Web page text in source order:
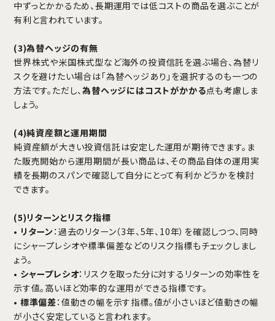
中ずっとかかるため、長期運用では低コストの商品を選ぶことが
有利と言われています。
(3)為替ヘッジの有無
世界株式や米国株式型など海外の投資信託を選ぶ場合、為替リ
スクを避けたい場合は「為替ヘッジあり」を選択するのも一つの
方法です。ただし、為替ヘッジにはコストがかかる点も考慮しま
しょう。
(4)純資産額と運用期間
純資産額が大きい投資信託は安定した運用が期待できます。ま
た販売開始から運用期間が長い商品は、その商品自体の運用実
績を長期のスパンで確認して自分にとって有利かどうかを検討
できます。
(5)リターンとリスク指標
• リターン ：過去のリターン（3年、5年、10年）を確認しつつ、同時
にシャープレシオや標準偏差などのリスク指標もチェックしまし
ょう。
• シャープレシオ：リスクを取った分に対するリターンの効率性を
示す値。高いほど効率的な運用ができる指標です。
• 標準偏差：値動きの幅を示す指標。値が小さいほど値動きの幅
が小さく安定していると言われます。